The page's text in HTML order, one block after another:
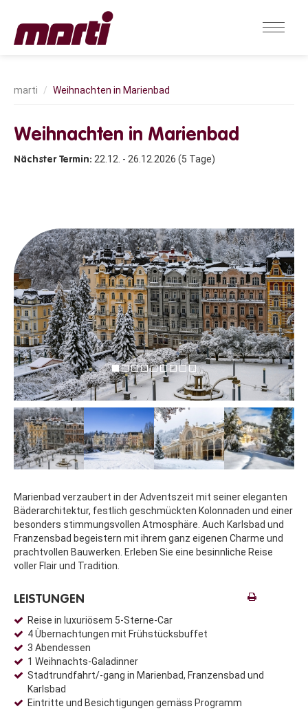
Weihnachten in Marienbad
Weihnachten in Marienbad
22.12. - 26.12.2026 (5 Tage)
Marienbad verzaubert in der Adventszeit mit seiner eleganten
Bäderarchitektur, festlich geschmückten Kolonnaden und einer
besonders stimmungsvollen Atmosphäre. Auch Karlsbad und
Franzensbad begeistern mit ihrem ganz eigenen Charme und
prachtvollen Bauwerken. Erleben Sie eine besinnliche Reise
voller Flair und Tradition.
LEISTUNGEN
Reise in luxuriösem 5-Sterne-Car
4 Übernachtungen mit Frühstücksbuffet
3 Abendessen
1 Weihnachts-Galadinner
Stadtrundfahrt/-gang in Marienbad, Franzensbad und
Karlsbad
Eintritte und Besichtigungen gemäss Programm